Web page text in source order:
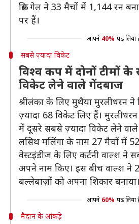
क्रिस गेल ने 33 मैचों में 1,144 रन
पर हैं।
आपने 40% पढ़ लिया
सबसे ज़्यादा विकेट
विश्व कप में दोनों टीमों के
विकेट लेने वाले गेंदबाज
श्रीलंका के लिए मुथैया मुरलीधरन
ज़्यादा 68 विकेट लिए हैं।
में दूसरे सबसे ज़्यादा विकेट लेने
लसिथ मलिंगा के नाम 27 मैचों में
वेस्टइंडीज के लिए कर्टनी वाल्श ने
अपने नाम किए। इस बीच वाल्श
बल्लेबाज़ों को अपना शिकार बनाया।
आपने 60% पढ़ लिया
मैदान के आंकड़े